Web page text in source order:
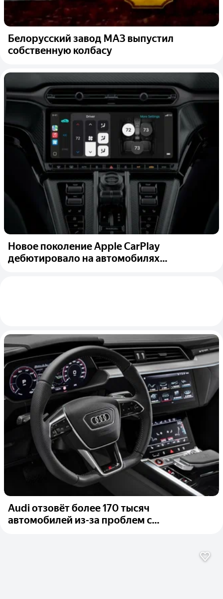
Белорусский завод МАЗ выпустил
собственную колбасу
Новое поколение Apple CarPlay
дебютировало на автомобилях...
Audi отзовёт более 170 тысяч
автомобилей из-за проблем с...